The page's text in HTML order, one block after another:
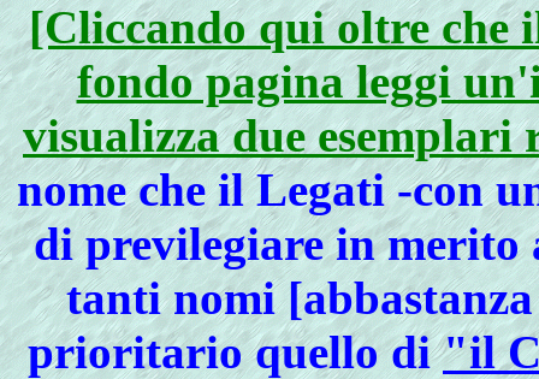
[Cliccando qui oltre che
fondo pagina leggi
visualizza due
nome che il Legati -con
di previlegiare in merito
tanti nomi
prioritario quello di"il